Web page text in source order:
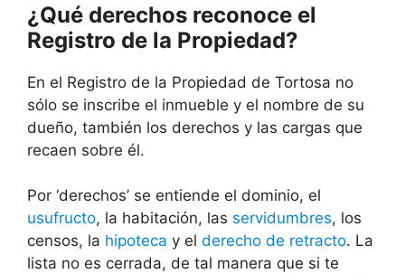
¿Qué derechos reconoce el
Registro de la Propiedad?
En el Registro de la Propiedad de Tortosa no
sólo se inscribe el inmueble y el nombre de su
dueño, también los derechos y las cargas que
recaen sobre él.
Por ‘derechos’ se entiende el dominio, el
usufructo, la habitación, las servidumbres, los
censos, la hipoteca y el derecho de retracto. La
lista no es cerrada, de tal manera que si te